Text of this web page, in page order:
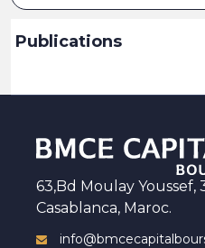
Publications
63,Bd Moulay Youssef,
Casablanca, Maroc.